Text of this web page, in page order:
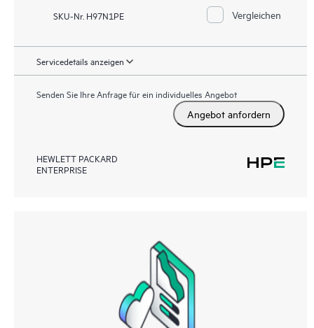
SKU-Nr. H97N1PE Vergleichen
Servicedetails anzeigen
Senden Sie Ihre Anfrage für ein individuelles Angebot
Angebot anfordern
HEWLETT PACKARD
ENTERPRISE